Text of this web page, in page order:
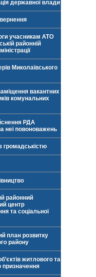
державної влади
учасникам АТО
районній
Миколаївського
вакантних
комунальних
РДА
неї повоноважень
громадськістю
районний
центр
та соціальної
план розвитку
району
житлового та
призначення